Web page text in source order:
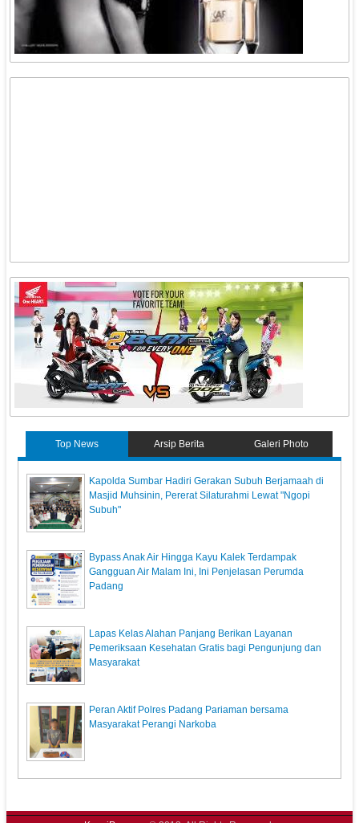
Top News Arsip Berita Galeri Photo
Kapolda Sumbar Hadiri Gerakan Subuh Berjamaah di
Masjid Muhsinin, Pererat Silaturahmi Lewat "Ngopi
Subuh"
Bypass Anak Air Hingga Kayu Kalek Terdampak
Gangguan Air Malam Ini, Ini Penjelasan Perumda
Padang
Lapas Kelas Alahan Panjang Berikan Layanan
Pemeriksaan Kesehatan Gratis bagi Pengunjung dan
Masyarakat
Peran Aktif Polres Padang Pariaman bersama
Masyarakat Perangi Narkoba